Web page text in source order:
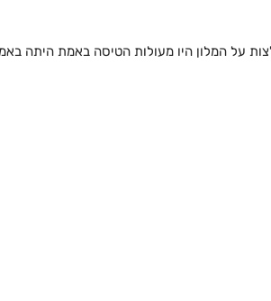
על המלון היו מעולות הטיסה באמת היתה